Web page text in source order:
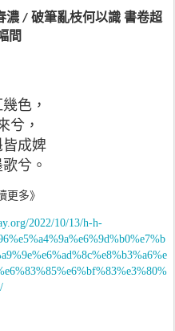
濃 / 破筆亂枝何以識 書卷超
間
色，
兮，
皆成婢
兮。
更多》
2022/10/13/h-h-